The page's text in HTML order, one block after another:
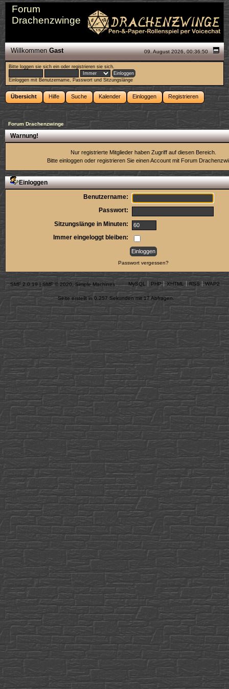
Forum
Drachenzwinge
09. August 2026, 00:36:50
WillkommenGast
Bitte loggen sie sich ein oderregistrieren sie sich.
Einloggen mit Benutzername, Passwort und Sitzungslänge
Übersicht Hilfe Suche Kalender Einloggen Registrieren
Forum Drachenzwinge
Warnung!
Nur registrierte Mitglieder haben Zugriff auf diesen Bereich.
Bitte einloggen oder registrieren Sie einen Account mit Forum
Einloggen
Benutzername:
Passwort:
Sitzungslänge in Minuten:
Immer eingeloggt bleiben:
Passwort vergessen?
SMF 2.0.19 | SMF © 2020 ,Simple Machines MySQL PHP XHTML RSS WAP2
Seite erstellt in 0.257 Sekunden mit 17 Abfragen.